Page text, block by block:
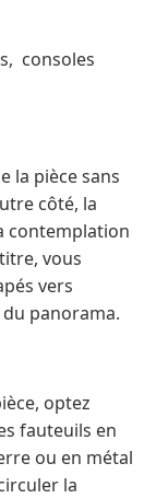
consoles
la pièce sans
côté, la
contemplation
vous
vers
panorama.
optez
fauteuils en
ou en métal
la